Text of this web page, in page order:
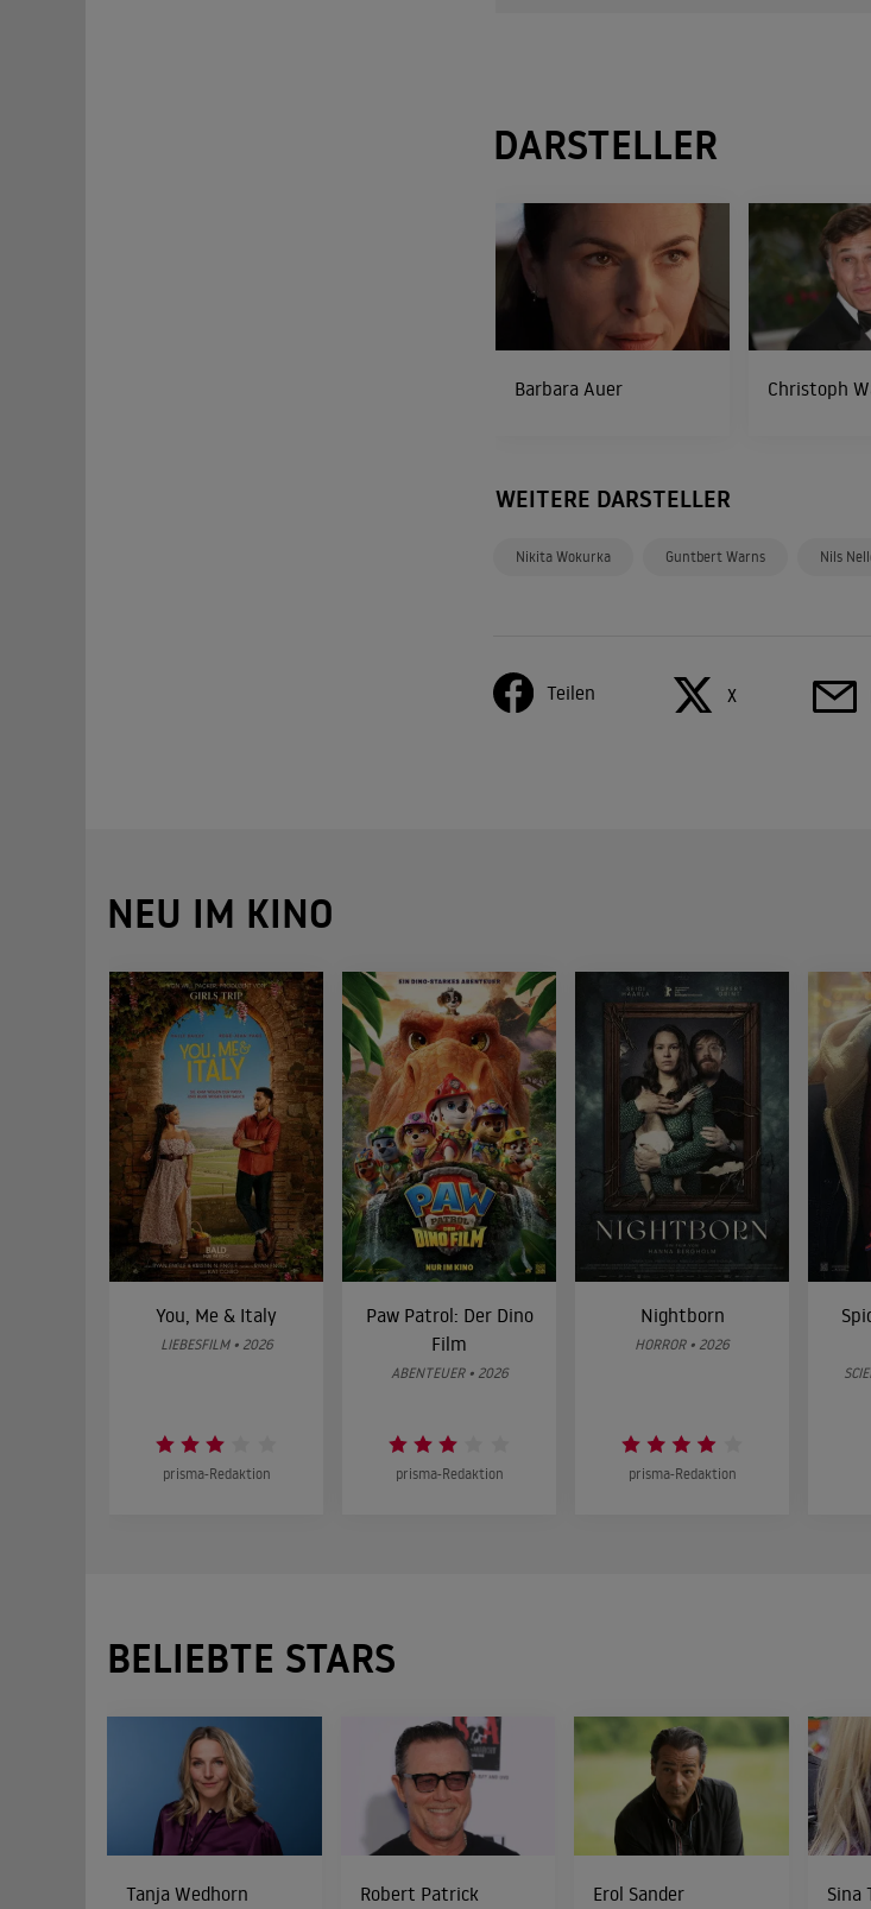
DARSTELLER
Barbara Auer Christoph
WEITERE DARSTELLER
Nikita Wokurka Guntbert Warns Nils
Teilen X
NEU IM KINO
You, Me & Italy
LIEBESFILM • 2026
prisma-Redaktion
Paw Patrol: Der Dino
Film
ABENTEUER • 2026
prisma-Redaktion
Nightborn
HORROR • 2026
prisma-Redaktion
BELIEBTE STARS
Tanja Wedhorn Robert Patrick Erol Sander Sina